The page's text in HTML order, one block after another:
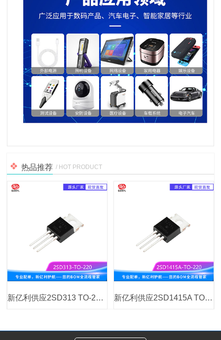
热品推荐 / HOT PRODUCT
新亿利供应2SD313 TO-220 NPN硅晶体管 新亿利供应2SD1415A TO-220FA NPN功率晶体管